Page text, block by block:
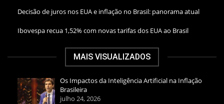
Decisão de juros nos EUA e inflação no Brasil: panorama atual
Ibovespa recua 1,52% com novas tarifas dos EUA ao Brasil
MAIS VISUALIZADOS
Os Impactos da Inteligência Artificial na Inflação
Brasileira
julho 24, 2026